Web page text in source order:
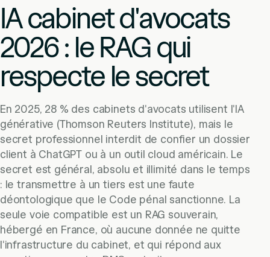
IA cabinet d'avocats
2026 : le RAG qui
respecte le secret
En 2025, 28 % des cabinets d'avocats utilisent l'IA
générative (Thomson Reuters Institute), mais le
secret professionnel interdit de confier un dossier
client à ChatGPT ou à un outil cloud américain. Le
secret est général, absolu et illimité dans le temps
: le transmettre à un tiers est une faute
déontologique que le Code pénal sanctionne. La
seule voie compatible est un RAG souverain,
hébergé en France, où aucune donnée ne quitte
l'infrastructure du cabinet, et qui répond aux